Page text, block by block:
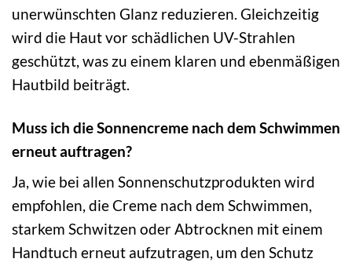
unerwünschten Glanz reduzieren. Gleichzeitig
wird die Haut vor schädlichen UV-Strahlen
geschützt, was zu einem klaren und ebenmäßigen
Hautbild beiträgt.
Muss ich die Sonnencreme nach dem Schwimmen
erneut auftragen?
Ja, wie bei allen Sonnenschutzprodukten wird
empfohlen, die Creme nach dem Schwimmen,
starkem Schwitzen oder Abtrocknen mit einem
Handtuch erneut aufzutragen, um den Schutz